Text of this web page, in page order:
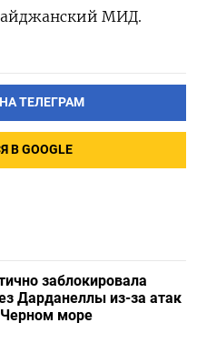
МИД.
ТЕЛЕГРАМ
GOOGLE
заблокировала
Дарданеллы из-за атак
море